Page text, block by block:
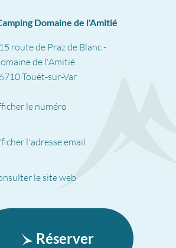
Domaine de l'Amitié
route de Praz de Blanc -
de l'Amitié
Touët-sur-Var
le numéro
l'adresse email
le site web
Réserver